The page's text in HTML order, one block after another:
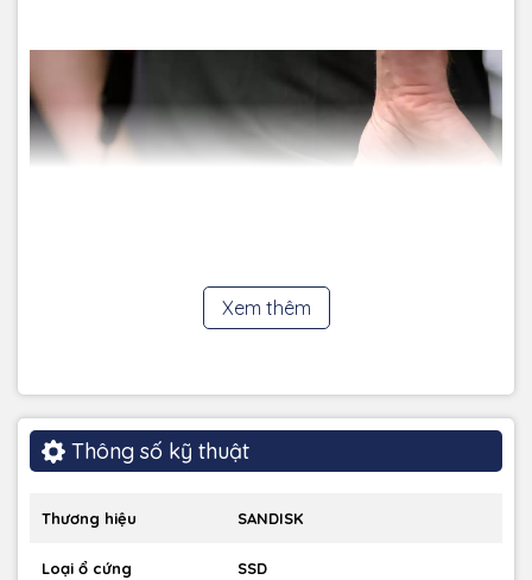
Xem thêm
Thông số kỹ thuật
Thương hiệu SANDISK
Loại ổ cứng SSD